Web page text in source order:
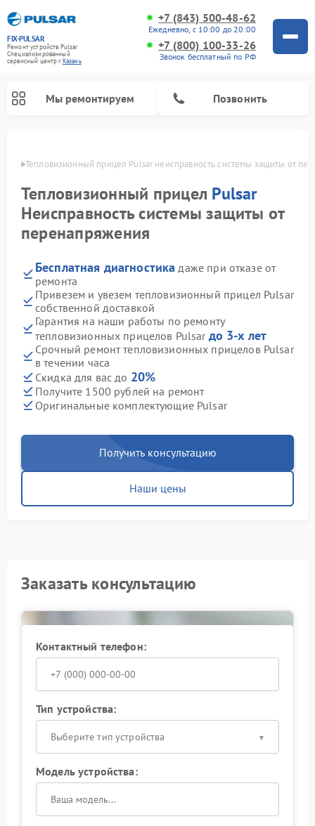
FIX-PULSAR
Ремонт устройств Pulsar
Специализированный
cервисный центр г.Казань
+7 (843) 500-48-62
Ежедневно, с 10:00 до 20:00
+7 (800) 100-33-26
Звонок бесплатный по РФ
Мы ремонтируем Позвонить
Тепловизионный прицел Pulsar неисправность системы защиты от
Тепловизионный прицел Pulsar
Неисправность системы защиты от
перенапряжения
Бесплатная диагностика даже при отказе от
ремонта
Привезем и увезем тепловизионный прицел Pulsar
собственной доставкой
Гарантия на наши работы по ремонту
тепловизионных прицелов Pulsar до 3-х лет
Срочный ремонт тепловизионных прицелов Pulsar
в течении часа
Скидка для вас до 20%
Получите 1500 рублей на ремонт
Оригинальные комплектующие Pulsar
Получить консультацию
Наши цены
Заказать консультацию
Контактный телефон:
Тип устройства:
Выберите тип устройства
Модель устройства: